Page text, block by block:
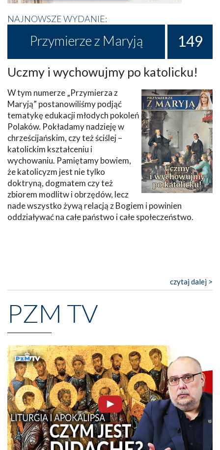
NAJNOWSZE WYDANIE:
Przymierze z Maryją 149
Uczmy i wychowujmy po katolicku!
W tym numerze „Przymierza z
Maryją” postanowiliśmy podjąć
tematykę edukacji młodych pokoleń
Polaków. Pokładamy nadzieję w
chrześcijańskim, czy też ściślej –
katolickim kształceniu i
wychowaniu. Pamiętamy bowiem,
że katolicyzm jest nie tylko
doktryną, dogmatem czy też
zbiorem modlitw i obrzędów, lecz
nade wszystko żywą relacją z Bogiem i powinien
oddziaływać na całe państwo i całe społeczeństwo.
czytaj dalej >
PZM TV